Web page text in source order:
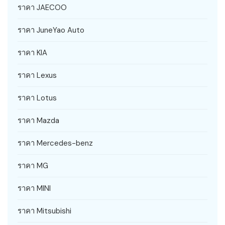
ราคา JAECOO
ราคา JuneYao Auto
ราคา KIA
ราคา Lexus
ราคา Lotus
ราคา Mazda
ราคา Mercedes-benz
ราคา MG
ราคา MINI
ราคา Mitsubishi